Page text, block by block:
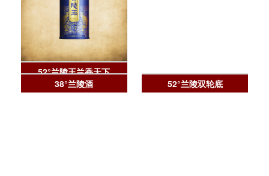
52°兰陵王兰香天下
38°兰陵酒 52°兰陵双轮底